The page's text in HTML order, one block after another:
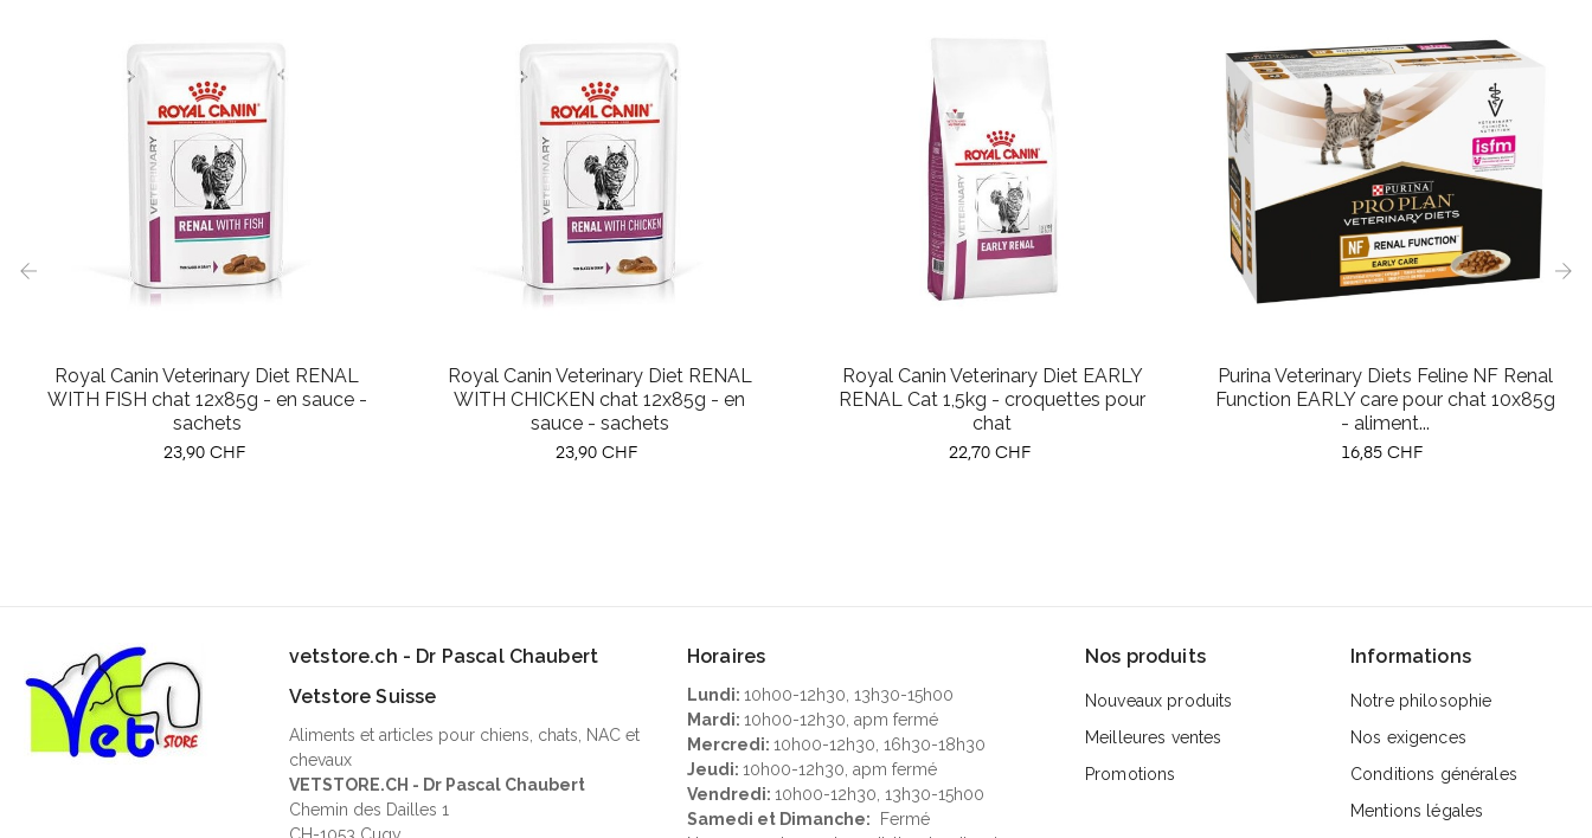
Royal Canin Veterinary Diet RENAL
WITH FISH chat 12x85g - en sauce -
sachets
Prix
23,90 CHF
Royal Canin Veterinary Diet RENAL
WITH CHICKEN chat 12x85g - en
sauce - sachets
Prix
23,90 CHF
Royal Canin Veterinary Diet EARLY
RENAL Cat 1,5kg - croquettes pour
chat
Prix
22,70 CHF
Purina Veterinary Diets Feline NF Renal
Function EARLY care pour chat 10x85g
- aliment...
Prix
16,85 CHF
vetstore.ch - Dr Pascal Chaubert
Vetstore Suisse
Aliments et articles pour chiens, chats, NAC et
chevaux
VETSTORE.CH - Dr Pascal Chaubert
Chemin des Dailles 1
CH-1053 Cugy
Horaires
Lundi: 10h00-12h30, 13h30-15h00
Mardi: 10h00-12h30, apm fermé
Mercredi: 10h00-12h30, 16h30-18h30
Jeudi: 10h00-12h30, apm fermé
Vendredi: 10h00-12h30, 13h30-15h00
Samedi et Dimanche: Fermé
Nos produits
Nouveaux produits
Meilleures ventes
Promotions
Informations
Notre philosophie
Nos exigences
Conditions générales
Mentions légales